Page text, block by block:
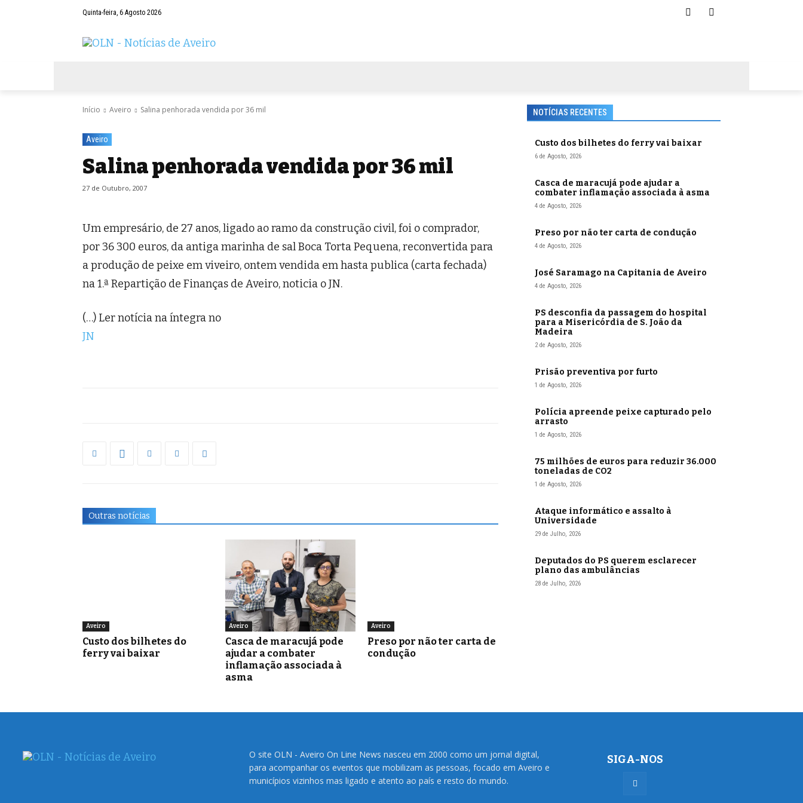
Quinta-feira, 6 Agosto 2026
Início Aveiro Salina penhorada vendida por 36 mil
Aveiro
Salina penhorada vendida por 36 mil
27 de Outubro, 2007
Um empresário, de 27 anos, ligado ao ramo da construção civil, foi o comprador,
por 36 300 euros, da antiga marinha de sal Boca Torta Pequena, reconvertida para
a produção de peixe em viveiro, ontem vendida em hasta publica (carta fechada)
na 1.ª Repartição de Finanças de Aveiro, noticia o JN.
(…) Ler notícia na íntegra no
JN
Outras notícias
Aveiro
Custo dos bilhetes do
ferry vai baixar
Aveiro
Casca de maracujá pode
ajudar a combater
inflamação associada à
asma
Aveiro
Preso por não ter carta de
condução
NOTÍCIAS RECENTES
Custo dos bilhetes do ferry vai baixar
6 de Agosto, 2026
Casca de maracujá pode ajudar a
combater inflamação associada à asma
4 de Agosto, 2026
Preso por não ter carta de condução
4 de Agosto, 2026
José Saramago na Capitania de Aveiro
4 de Agosto, 2026
PS desconfia da passagem do hospital
para a Misericórdia de S. João da
Madeira
2 de Agosto, 2026
Prisão preventiva por furto
1 de Agosto, 2026
Polícia apreende peixe capturado pelo
arrasto
1 de Agosto, 2026
75 milhões de euros para reduzir 36.000
toneladas de CO2
1 de Agosto, 2026
Ataque informático e assalto à
Universidade
29 de Julho, 2026
Deputados do PS querem esclarecer
plano das ambulâncias
28 de Julho, 2026
O site OLN - Aveiro On Line News nasceu em 2000 como um jornal digital,
para acompanhar os eventos que mobilizam as pessoas, focado em Aveiro e
municípios vizinhos mas ligado e atento ao país e resto do mundo.
SIGA-NOS